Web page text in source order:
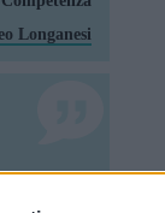
Longanesi